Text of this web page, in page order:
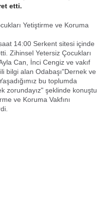
etti.
Yetiştirme ve Koruma
14:00 Serkent sitesi içinde
Zihinsel Yetersiz Çocukları
Can, İnci Cengiz ve vakıf
bilgi alan Odabaşı"Dernek ve
bu toplumda
zorundayız" şeklinde konuştu.
ve Koruma Vakfını